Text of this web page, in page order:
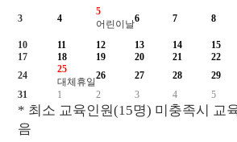
3 4
5
어린이날6 7 8
10
11 12 13 14 15
17
18 19 20 21 22
24
25
대체휴일
26 27 28 29
31
1 2 3 4 5
* 최소 교육인원(15명) 미충족시 교
음